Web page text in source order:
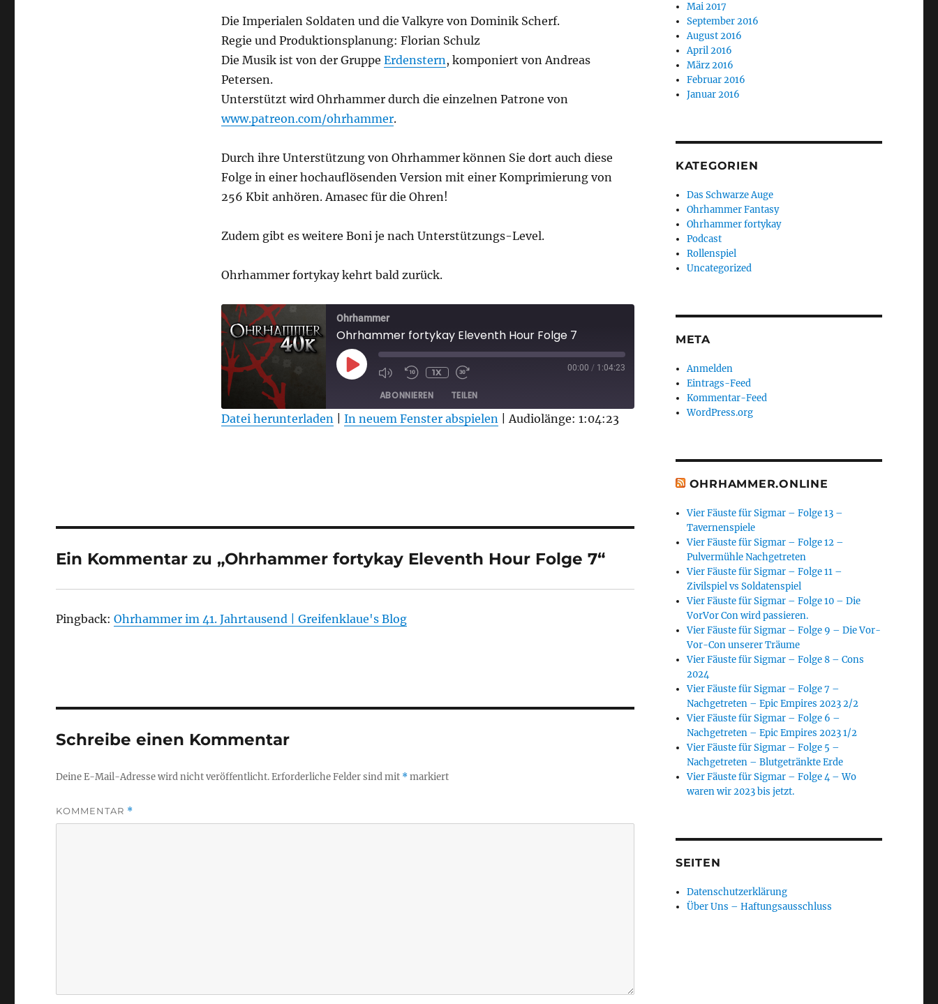
Die Imperialen Soldaten und die Valkyre von Dominik Scherf.
Regie und Produktionsplanung: Florian Schulz
Die Musik ist von der Gruppe Erdenstern, komponiert von Andreas
Petersen.
Unterstützt wird Ohrhammer durch die einzelnen Patrone von
www.patreon.com/ohrhammer.
Durch ihre Unterstützung von Ohrhammer können Sie dort auch diese
Folge in einer hochauflösenden Version mit einer Komprimierung von
256 Kbit anhören. Amasec für die Ohren!
Zudem gibt es weitere Boni je nach Unterstützungs-Level.
Ohrhammer fortykay kehrt bald zurück.
Ohrhammer
Ohrhammer fortykay Eleventh Hour Folge 7
PLAY
EPISODE
1X 00:00 / 1:04:23
ABONNIEREN TEILEN
Datei herunterladen| In neuem Fenster abspielen|Audiolänge: 1:04:23
Ein Kommentar zu „Ohrhammer fortykay Eleventh Hour Folge 7“
Pingback:Ohrhammer im 41. Jahrtausend | Greifenklaue's Blog
Schreibe einen Kommentar
Deine E-Mail-Adresse wird nicht veröffentlicht.Erforderliche Felder sind mit *markiert
KOMMENTAR *
Mai 2017
September 2016
August 2016
April 2016
März 2016
Februar 2016
Januar 2016
KATEGORIEN
Das Schwarze Auge
Ohrhammer Fantasy
Ohrhammer fortykay
Podcast
Rollenspiel
Uncategorized
META
Anmelden
Eintrags-Feed
Kommentar-Feed
WordPress.org
OHRHAMMER.ONLINE
Vier Fäuste für Sigmar – Folge 13 –
Tavernenspiele
Vier Fäuste für Sigmar – Folge 12 –
Pulvermühle Nachgetreten
Vier Fäuste für Sigmar – Folge 11 –
Zivilspiel vs Soldatenspiel
Vier Fäuste für Sigmar – Folge 10 – Die
VorVor Con wird passieren.
Vier Fäuste für Sigmar – Folge 9 – Die Vor-
Vor-Con unserer Träume
Vier Fäuste für Sigmar – Folge 8 – Cons
2024
Vier Fäuste für Sigmar – Folge 7 –
Nachgetreten – Epic Empires 2023 2/2
Vier Fäuste für Sigmar – Folge 6 –
Nachgetreten – Epic Empires 2023 1/2
Vier Fäuste für Sigmar – Folge 5 –
Nachgetreten – Blutgetränkte Erde
Vier Fäuste für Sigmar – Folge 4 – Wo
waren wir 2023 bis jetzt.
SEITEN
Datenschutzerklärung
Über Uns – Haftungsausschluss